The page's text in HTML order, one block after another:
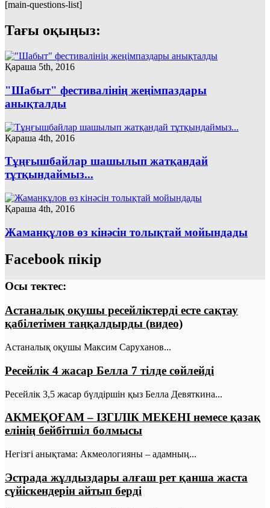
[main-questions-list]
Тағы оқыңыз:
Қараша 5th, 2016
"Шабыт" фестивалінің жеңімпаздары
анықталды
Қараша 4th, 2016
Тұңғышбайлар шашылып жатқандай
тұтқындаймыз...
Қараша 4th, 2016
Жаманқұлов өз кінәсін толықтай мойындады
Facebook пікір
Осы тектес:
Астаналық оқушы ресейліктерді есте сақтау
қабілетімен таңқалдырды (видео)
Астаналық оқушы Максим Саруханов...
Ресейлік 4 жасар Белла 7 тілде сөйлейді
Ресейлік 3,5 жасар бүлдіршін қыз Белла Девяткина...
АКМЕҚОҒАМ – ІЗГІЛІК МЕКЕНІ немесе қазақ
елінің бейбітшіл болмысы
Негізгі анықтама: Акмеологияны – адамның...
Эстрада жұлдыздары алғаш рет қанша жаста
сүйіскендерін айтып берді